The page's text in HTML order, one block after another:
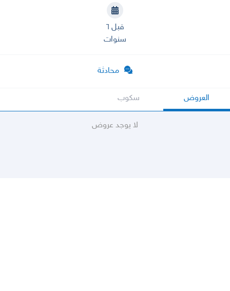
قبل ٦
سنوات
محادثة
العروض سكوب
لا يوجد عروض